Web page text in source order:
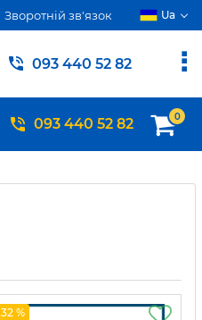
Зворотній зв'язок Ua
093 440 52 82
093 440 52 82 0
%